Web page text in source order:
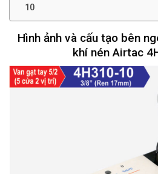
10
Hình ảnh và cấu tạo bên
khí nén Airtac